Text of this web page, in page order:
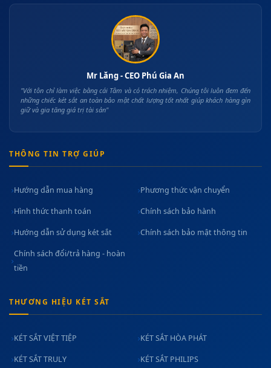
Mr Lăng - CEO Phú Gia An
"Với tôn chỉ làm việc bằng cái Tâm và có trách nhiệm, Chúng tôi luôn đem đến
những chiếc két sắt an toàn bảo mật chất lượng tốt nhất giúp khách hàng gìn
giữ và gia tăng giá trị tài sản"
THÔNG TIN TRỢ GIÚP
Hướng dẫn mua hàng Phương thức vận chuyển
Hình thức thanh toán Chính sách bảo hành
Hướng dẫn sử dụng két sắt Chính sách bảo mật thông tin
Chính sách đổi/trả hàng - hoàn
tiền
THƯƠNG HIỆU KÉT SẮT
KÉT SẮT VIỆT TIỆP KÉT SẮT HÒA PHÁT
KÉT SẮT TRULY KÉT SẮT PHILIPS